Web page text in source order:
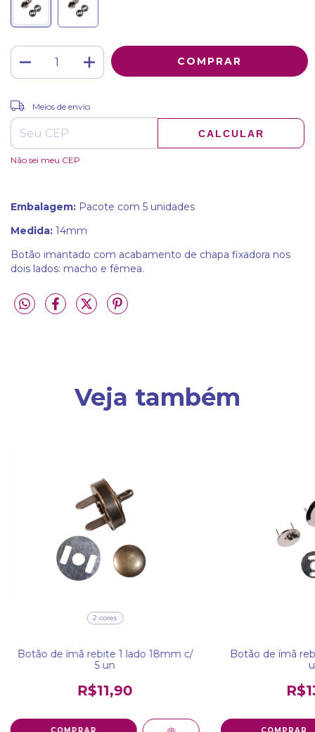
Entregas para o CEP:
Meios de envio
CALCULAR
Não sei meu CEP
Embalagem: Pacote com 5 unidades
Medida: 14mm
Botão imantado com acabamento de chapa fixadora nos
dois lados: macho e fêmea.
Veja também
2 cores
Botão de ímã rebite 1 lado 18mm c/
5 un
R$11,90
Botão de ímã